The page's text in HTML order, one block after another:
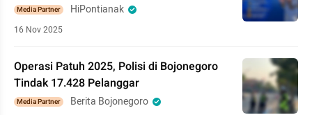
Media Partner HiPontianak
16 Nov 2025
Operasi Patuh 2025, Polisi di Bojonegoro
Tindak 17.428 Pelanggar
Media Partner Berita Bojonegoro